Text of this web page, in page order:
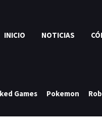
INICIO NOTICIAS
Games Pokemon